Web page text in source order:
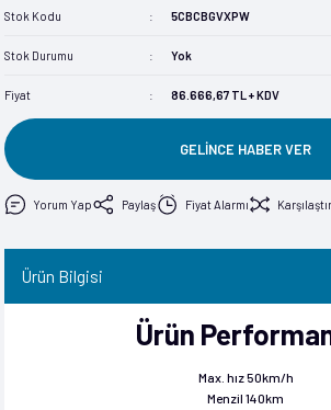
Stok Kodu 5CBCBGVXPW
Stok Durumu Yok
Fiyat 86.666,67 TL + KDV
GELİNCE HABER VER
Yorum Yap Paylaş Fiyat Alarmı Karşılaştır
Ürün Bilgisi
Ürün
Max. hız 50km/h
Menzil 140km